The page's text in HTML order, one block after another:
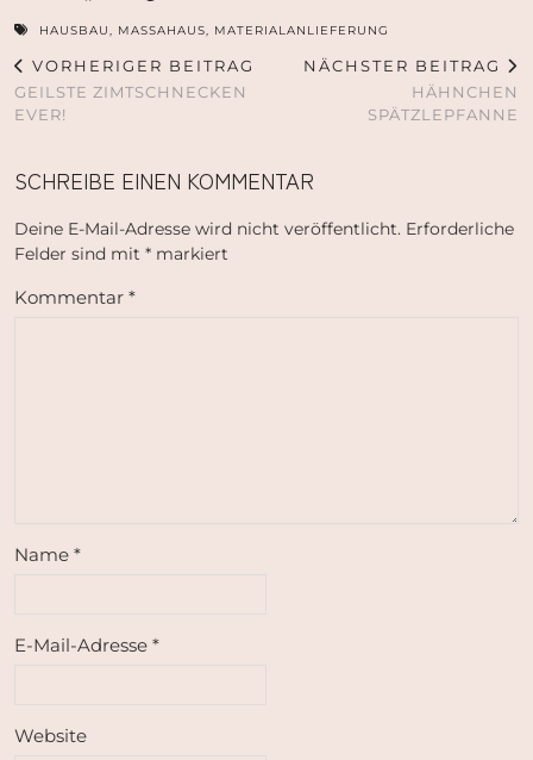
HAUSBAU, MASSAHAUS, MATERIALANLIEFERUNG
VORHERIGER BEITRAG
GEILSTE ZIMTSCHNECKEN
EVER!
NÄCHSTER BEITRAG
HÄHNCHEN
SPÄTZLEPFANNE
SCHREIBE EINEN KOMMENTAR
Deine E-Mail-Adresse wird nicht veröffentlicht. Erforderliche
Felder sind mit * markiert
Kommentar *
Name *
E-Mail-Adresse *
Website